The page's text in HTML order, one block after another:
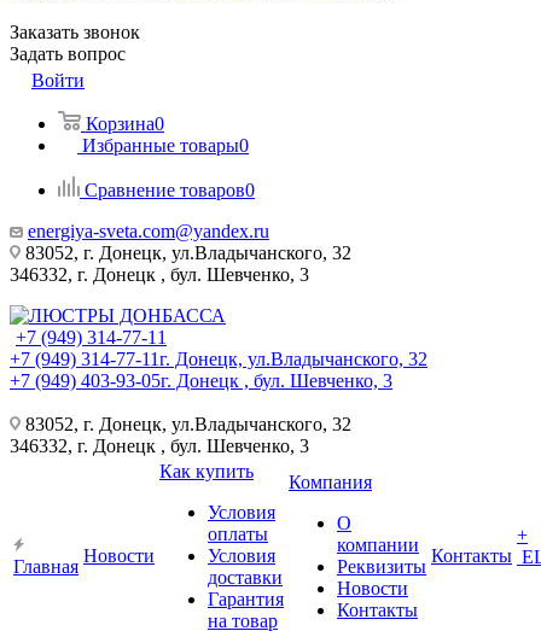
Заказать звонок
Задать вопрос
Войти
Корзина0
Избранные товары0
Сравнение товаров0
energiya-sveta.com@yandex.ru
83052, г. Донецк, ул.Владычанского, 32
346332, г. Донецк , бул. Шевченко, 3
+7 (949) 314-77-11
+7 (949) 314-77-11г. Донецк, ул.Владычанского, 32
+7 (949) 403-93-05г. Донецк , бул. Шевченко, 3
83052, г. Донецк, ул.Владычанского, 32
346332, г. Донецк , бул. Шевченко, 3
Главная
Новости
Как купить
Условия
оплаты
Условия
доставки
Гарантия
на товар
Компания
О
компании
Реквизиты
Новости
Контакты
Контакты
+